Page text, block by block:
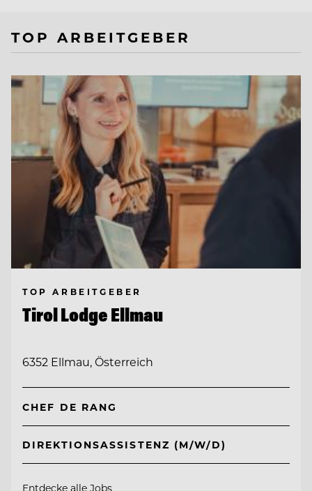
TOP ARBEITGEBER
TOP ARBEITGEBER
Tirol Lodge Ellmau
6352 Ellmau, Österreich
CHEF DE RANG
DIREKTIONSASSISTENZ (M/W/D)
Entdecke alle Jobs